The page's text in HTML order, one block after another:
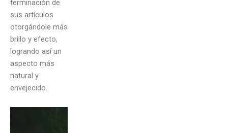
terminación de
sus artículos
otorgándole más
brillo y efecto,
logrando así un
aspecto más
natural y
envejecido.